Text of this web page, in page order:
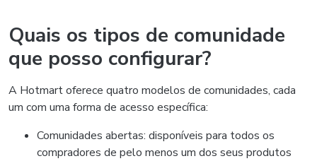
Quais os tipos de comunidade
que posso configurar?
A Hotmart oferece quatro modelos de comunidades, cada
um com uma forma de acesso específica:
Comunidades abertas: disponíveis para todos os
compradores de pelo menos um dos seus produtos